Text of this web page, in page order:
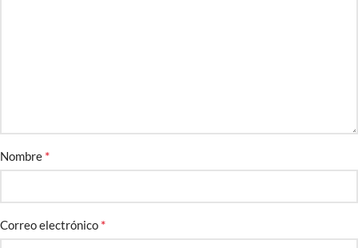
Nombre *
Correo electrónico *